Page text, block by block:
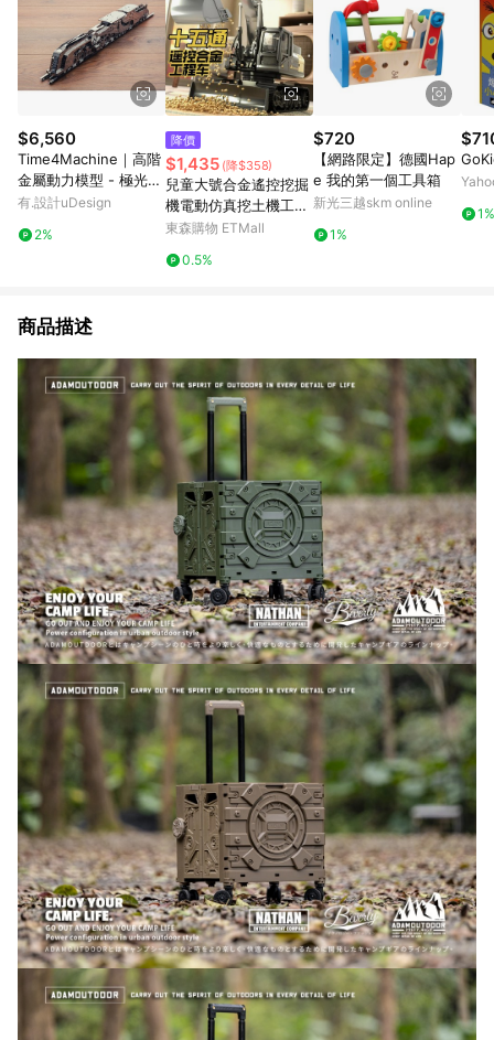
$6,560
Time4Machine｜高階
金屬動力模型 - 極光蒸
氣火車 Dazzling Stea
有.設計uDesign
2%
降價
$1,435 (降$358)
兒童大號合金遙控挖掘
機電動仿真挖土機工程
車玩具男孩挖機推土機
東森購物 ETMall
0.5%
$720
【網路限定】德國Hap
e 我的第一個工具箱
新光三越skm online
1%
1%
商品描述